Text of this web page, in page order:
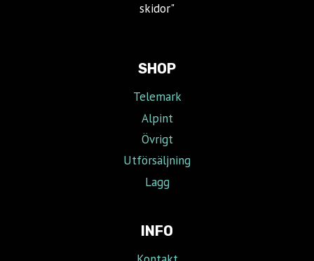
skidor"
SHOP
Telemark
Alpint
Övrigt
Utförsäljning
Lagg
INFO